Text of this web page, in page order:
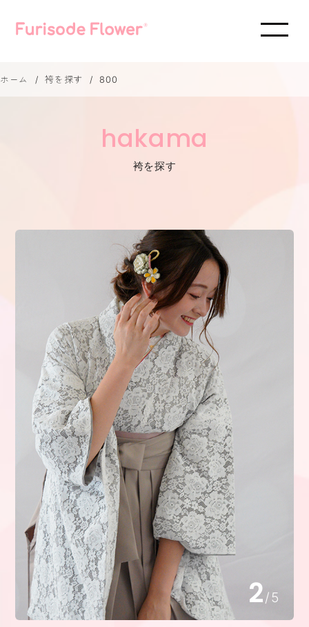
ホーム 袴を探す 800
hakama
袴を探す
3/ 5